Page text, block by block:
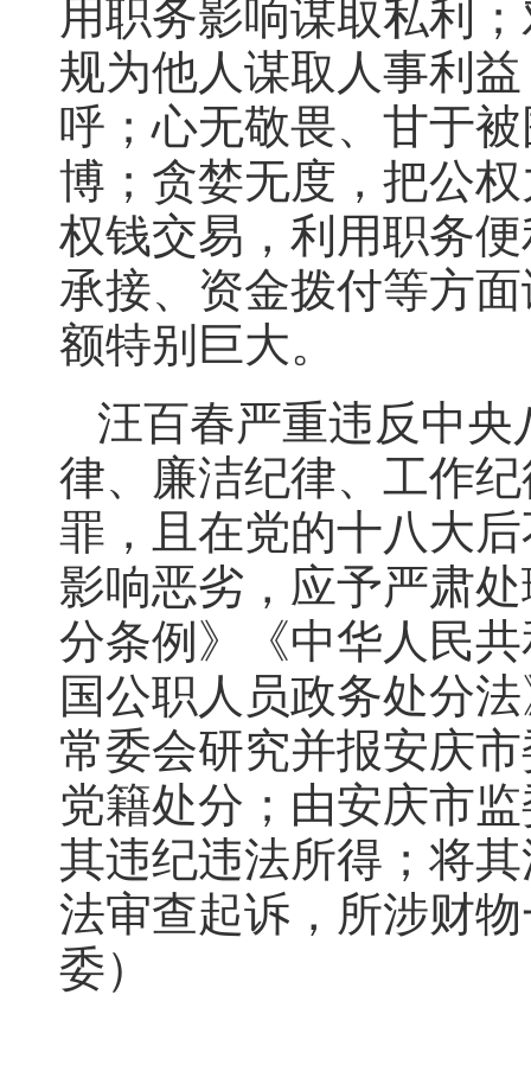
用职务影响谋取私利
规为他人谋取人事利
呼；心无敬畏、甘于
博；贪婪无度，把公
权钱交易，利用职务
承接、资金拨付等方
额特别巨大。
汪百春严重违反中
律、廉洁纪律、工作
罪，且在党的十八大
影响恶劣，应予严肃
分条例》《中华人民
国公职人员政务处分
常委会研究并报安庆
党籍处分；由安庆市
其违纪违法所得；将
法审查起诉，所涉财
委）